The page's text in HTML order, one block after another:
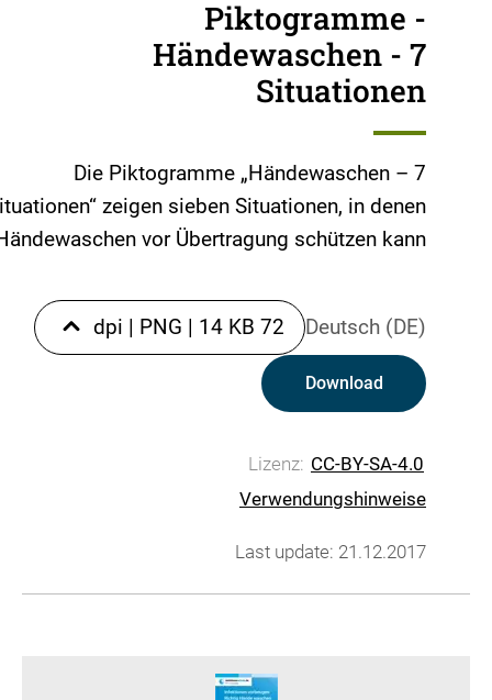
Piktogramme -
Händewaschen - 7
Situationen
Die Piktogramme „Händewaschen – 7
zeigen sieben Situationen, in denen
vor Übertragung schützen kann.
Deutsch (DE)
72 dpi
| PNG | 14 KB
Download
Lizenz: CC-BY-SA-4.0
Verwendungshinweise
Last update: 21.12.2017